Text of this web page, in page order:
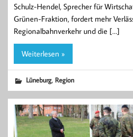
Schulz-Hendel, Sprecher für
Grünen-Fraktion, fordert mehr
Regionalbahnverkehr und die […]
Weiterlesen »
Lüneburg, Region